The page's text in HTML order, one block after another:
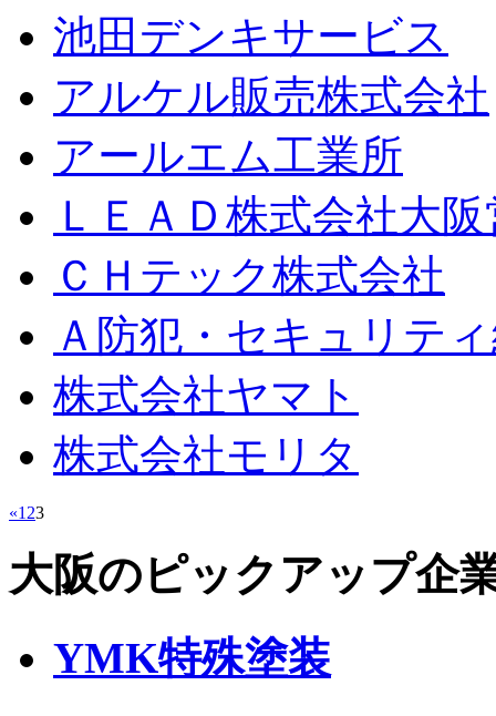
池田デンキサービス
アルケル販売株式会社
アールエム工業所
ＬＥＡＤ株式会社大
ＣＨテック株式会社
Ａ防犯・セキュリテ
株式会社ヤマト
株式会社モリタ
«123
大阪のピックアップ企
YMK特殊塗装